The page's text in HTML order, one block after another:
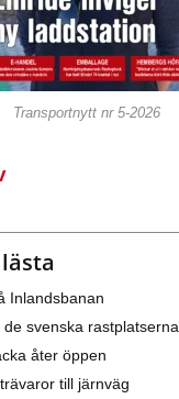
Transportnytt nr 5-2026
Inlandsbanan
svenska rastplatserna
åter öppen
till järnväg